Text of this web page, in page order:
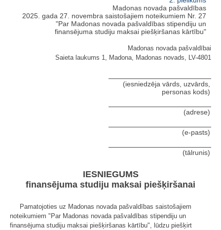
Madonas novada pašvaldības
2025. gada 27. novembra saistošajiem noteikumiem Nr. 27
"Par Madonas novada pašvaldības stipendiju un
finansējuma studiju maksai piešķiršanas kārtību"
Madonas novada pašvaldībai
Saieta laukums 1, Madona, Madonas novads, LV-4801
(iesniedzēja vārds, uzvārds,
personas kods)
(adrese)
(e-pasts)
(tālrunis)
IESNIEGUMS
finansējuma studiju maksai piešķiršanai
Pamatojoties uz Madonas novada pašvaldības saistošajiem
noteikumiem "Par Madonas novada pašvaldības stipendiju un
finansējuma studiju maksai piešķiršanas kārtību", lūdzu piešķirt